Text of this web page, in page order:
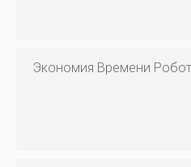
Экономия Времени